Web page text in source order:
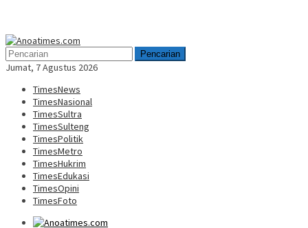
Menu
Mobile
Pencarian
Jumat, 7 Agustus 2026
TimesNews
TimesNasional
TimesSultra
TimesSulteng
TimesPolitik
TimesMetro
TimesHukrim
TimesEdukasi
TimesOpini
TimesFoto